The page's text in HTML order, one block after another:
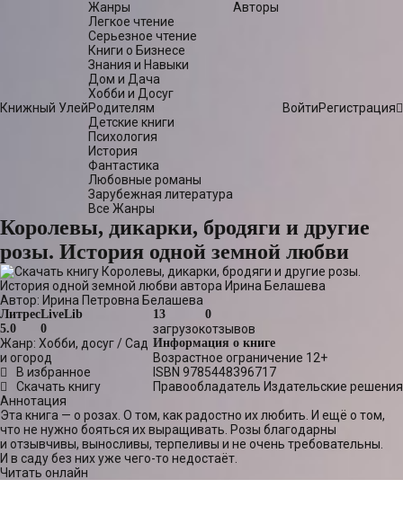
Книжный Улей
Жанры
Легкое чтение
Серьезное чтение
Книги о Бизнесе
Знания и Навыки
Дом и Дача
Хобби и Досуг
Родителям
Детские книги
Психология
История
Фантастика
Любовные романы
Зарубежная литература
Все Жанры
Авторы
ВойтиРегистрация
Королевы, дикарки, бродяги и другие
розы. История одной земной любви
Автор: Ирина Петровна Белашева
Литрес
5.0
LiveLib
0
Жанр: Хобби, досуг /Сад
и огород
В избранное
Скачать книгу
13
загрузок
0
отзывов
Информация о книге
Возрастное ограничение 12+
ISBN 9785448396717
Правообладатель Издательские решения
Аннотация
Эта книга — о розах. О том, как радостно их любить. И ещё о том,
что не нужно бояться их выращивать. Розы благодарны
и отзывчивы, выносливы, терпеливы и не очень требовательны.
И в саду без них уже чего-то недостаёт.
Читать онлайн